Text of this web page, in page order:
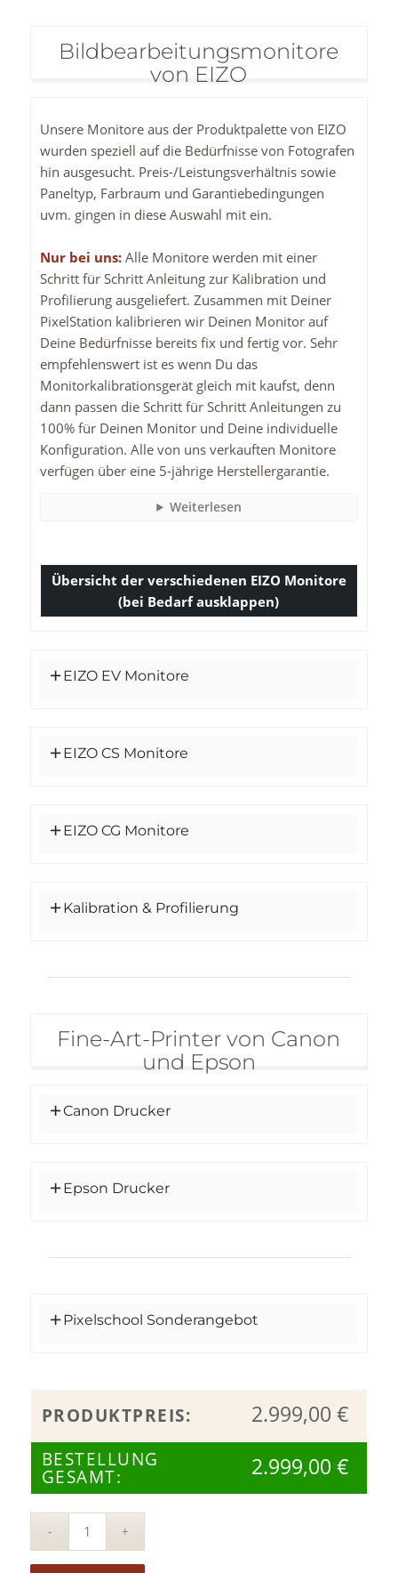
Bildbearbeitungsmonitore
von EIZO
Unsere Monitore aus der Produktpalette von EIZO
wurden speziell auf die Bedürfnisse von Fotografen
hin ausgesucht. Preis-/Leistungsverhältnis sowie
Paneltyp, Farbraum und Garantiebedingungen
uvm. gingen in diese Auswahl mit ein.
Nur bei uns:Alle Monitore werden mit einer
Schritt für Schritt Anleitung zur Kalibration und
Profilierung ausgeliefert. Zusammen mit Deiner
PixelStation kalibrieren wir Deinen Monitor auf
Deine Bedürfnisse bereits fix und fertig vor. Sehr
empfehlenswert ist es wenn Du das
Monitorkalibrationsgerät gleich mit kaufst, denn
dann passen die Schritt für Schritt Anleitungen zu
100% für Deinen Monitor und Deine individuelle
Konfiguration. Alle von uns verkauften Monitore
verfügen über eine 5-jährige Herstellergarantie.
Weiterlesen
Übersicht der verschiedenen EIZO Monitore
(bei Bedarf ausklappen)
EIZO EV Monitore
EIZO CS Monitore
EIZO CG Monitore
Kalibration & Profilierung
Fine-Art-Printer von Canon
und Epson
Canon Drucker
Epson Drucker
Pixelschool Sonderangebot
PRODUKTPREIS: 2.999,00 €
BESTELLUNG
GESAMT: 2.999,00 €